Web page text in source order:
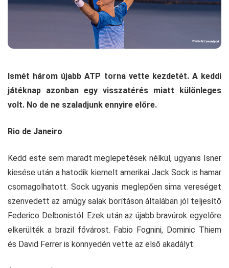
Ismét három újabb ATP torna vette kezdetét. A keddi
játéknap azonban egy visszatérés miatt különleges
volt. No de ne szaladjunk ennyire előre.
Rio de Janeiro
Kedd este sem maradt meglepetések nélkül, ugyanis Isner
kiesése után a hatodik kiemelt amerikai Jack Sock is hamar
csomagolhatott. Sock ugyanis meglepően sima vereséget
szenvedett az amúgy salak borításon általában jól teljesítő
Federico Delbonistól. Ezek után az újabb bravúrok egyelőre
elkerülték a brazil fővárost. Fabio Fognini, Dominic Thiem
és David Ferrer is könnyedén vette az első akadályt.